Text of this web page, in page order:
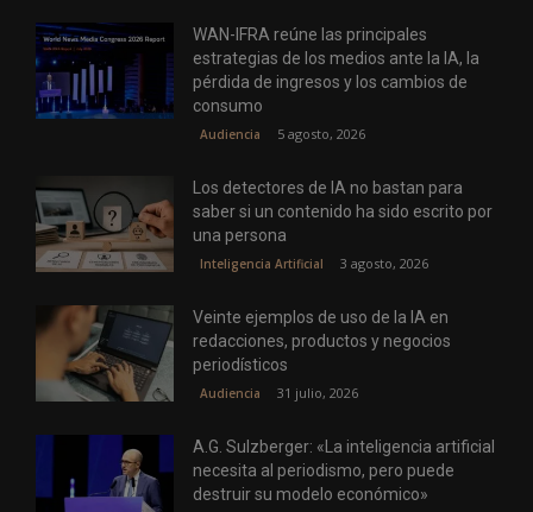
WAN-IFRA reúne las principales
estrategias de los medios ante la IA, la
pérdida de ingresos y los cambios de
consumo
Audiencia 5 agosto, 2026
Los detectores de IA no bastan para
saber si un contenido ha sido escrito por
una persona
Inteligencia Artificial 3 agosto, 2026
Veinte ejemplos de uso de la IA en
redacciones, productos y negocios
periodísticos
Audiencia 31 julio, 2026
A.G. Sulzberger: «La inteligencia artificial
necesita al periodismo, pero puede
destruir su modelo económico»